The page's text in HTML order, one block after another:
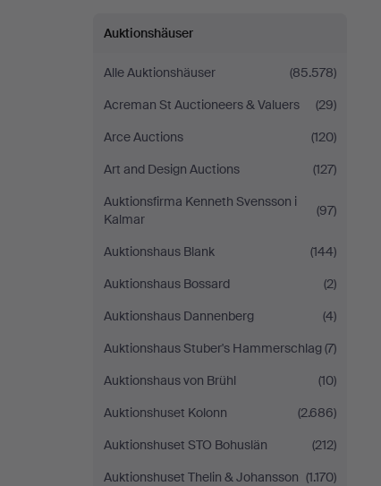
Ek
Auktionshäuser
Alle Auktionshäuser
(85.578)
Acreman St Auctioneers & Valuers
(29)
Arce Auctions
(120)
Art and Design Auctions
(127)
Auktionsfirma Kenneth Svensson i
Kalmar
(97)
Auktionshaus Blank
(144)
Auktionshaus Bossard
(2)
Auktionshaus Dannenberg
(4)
Auktionshaus Stuber's Hammerschlag(7)
Auktionshaus von Brühl
(10)
Auktionshuset Kolonn
(2.686)
Auktionshuset STO Bohuslän
(212)
Auktionshuset Thelin & Johansson (1.170)